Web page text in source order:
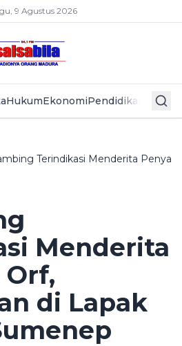
9 Agustus 2026
HukumEkonomiPendidikan Politik
Terindikasi Menderita
Menderita
di Lapak